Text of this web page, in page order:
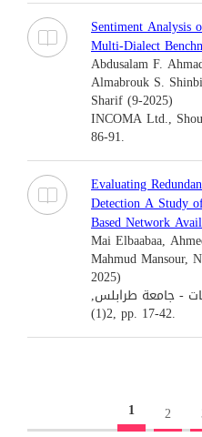
Sentiment Analysis
Multi-Dialect
Abdusalam F.
Almabrouk S.
Sharif (9-2025)
INCOMA Ltd.,
86-91.
Evaluating
Detection A Study
Based Network
Mai Elbaabaa,
Mahmud Mansour,
2025)
- جامعة طرابلس,
2(1), pp. 17-42.
1 2